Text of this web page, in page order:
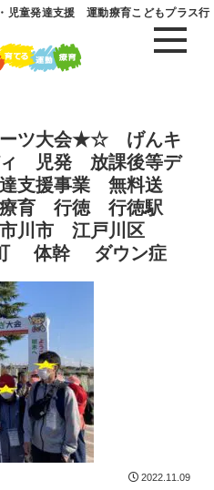
児童発達支援 運動療育こどもプラス行
ツ大会★☆ げんキ
児発 放課後等デ
支援事業 無料送
育 行徳 行徳駅
川市 江戸川区
体幹 ダウン症
2022.11.09